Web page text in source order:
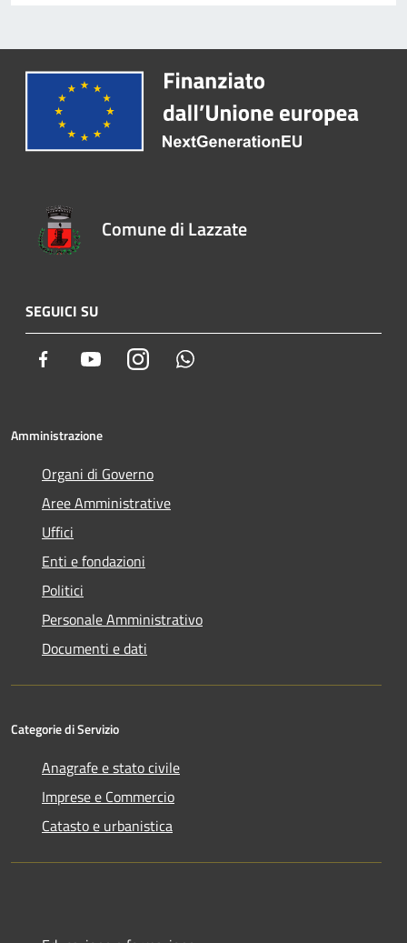
Comune di Lazzate
SEGUICI SU
Facebook YoutubeInstagram
Amministrazione
Organi di Governo
Aree Amministrative
Uffici
Enti e fondazioni
Politici
Personale Amministrativo
Documenti e dati
Categorie di Servizio
Anagrafe e stato civile
Imprese e Commercio
Catasto e urbanistica